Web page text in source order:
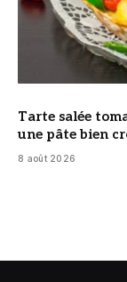
Tarte salée
une pâte bien
8 août 2026